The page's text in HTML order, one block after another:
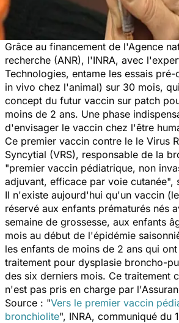
Grâce au financement de l'Agence
recherche (ANR), l'INRA, avec
Technologies, entame les essais
in vivo chez l'animal) sur 30 mois,
concept du futur vaccin sur patch
moins de 2 ans. Une phase
d'envisager le vaccin chez l'être
Ce premier vaccin contre le le Virus
Syncytial (VRS), responsable de la
"premier vaccin pédiatrique, non
adjuvant, efficace par voie cutanée",
Il n'existe aujourd'hui qu'un vaccin
réservé aux enfants prématurés nés
semaine de grossesse, aux enfants
mois au début de l'épidémie
les enfants de moins de 2 ans qui
traitement pour dysplasie broncho-
des six derniers mois. Ce traitement
n'est pas pris en charge par
Source : "Vers le premier vaccin
bronchiolite", INRA, communiqué du